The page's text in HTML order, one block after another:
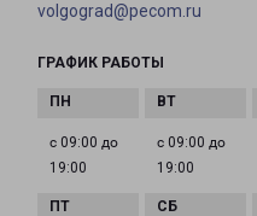
volgograd@pecom.ru
ГРАФИК РАБОТЫ
с 09:00 до
19:00
с 09:00 до
19:00